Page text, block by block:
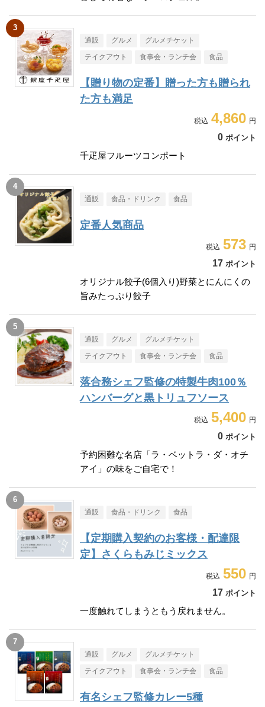
通販 グルメ グルメチケット
テイクアウト 食事会・ランチ会 食品
【贈り物の定番】贈った方も贈られ
た方も満足
4,860
0 ポイント
千疋屋フルーツコンポート
通販 食品・ドリンク 食品
定番人気商品
573
17 ポイント
オリジナル餃子(6個入り)野菜とにんにくの
旨みたっぷり餃子
通販 グルメ グルメチケット
テイクアウト 食事会・ランチ会 食品
落合務シェフ監修の特製牛肉100％
ハンバーグと黒トリュフソース
5,400
0 ポイント
予約困難な名店「ラ・ベットラ・ダ・オチ
アイ」の味をご自宅で！
通販 食品・ドリンク 食品
【定期購入契約のお客様・配達限
定】さくらもみじミックス
550
17 ポイント
一度触れてしまうともう戻れません。
通販 グルメ グルメチケット
テイクアウト 食事会・ランチ会 食品
有名シェフ監修カレー5種